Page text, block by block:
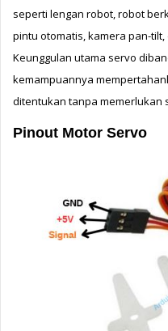
seperti lengan robot, robot
Keunggulan utama servo
kemampuannya
ditentukan tanpa memerlukan
Pinout Motor Servo